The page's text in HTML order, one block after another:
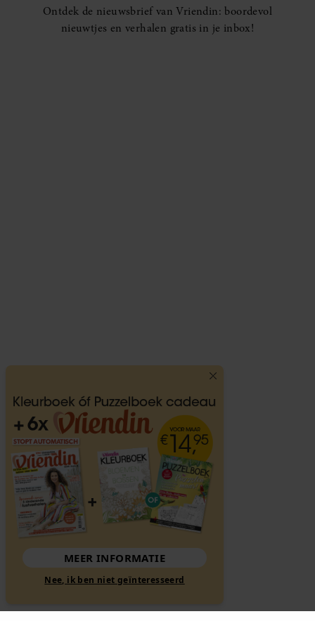
Ontdek de nieuwsbrief van Vriendin: boordevol
nieuwtjes en verhalen gratis in je inbox!
MEER INFORMATIE
Nee, ik ben niet geïnteresseerd